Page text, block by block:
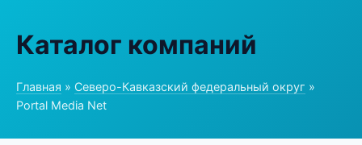
Каталог компаний
Главная » Северо-Кавказский федеральный округ »
Portal Media Net